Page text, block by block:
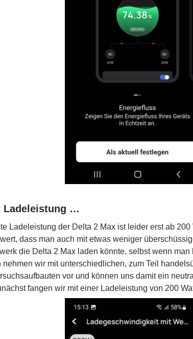
Ladeleistung …
Ladeleistung der Delta 2 Max ist leider erst ab
dass man auch mit etwas weniger
die Delta 2 Max laden könnte, selbst wenn
nehmen wir mit unterschiedlichen, zum Teil
vor und können uns damit ein
fangen wir mit einer Ladeleistung von 200